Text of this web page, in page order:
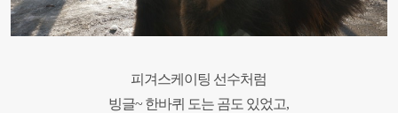
피겨스케이팅 선수처럼
빙글~ 한바퀴 도는 곰도 있었고,